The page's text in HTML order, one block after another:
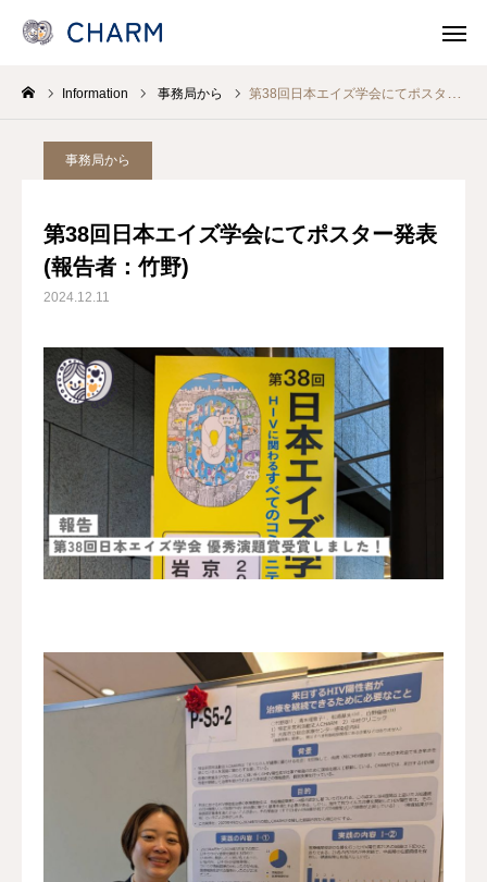
Information 事務局から 第38回日本エイズ学会にてポスター発表(報告者：竹野)
事務局から
第38回日本エイズ学会にてポスター発表
(報告者：竹野)
2024.12.11
News
Telephone Consult
各事業 Program
医療機関・保健所/保健福祉センターのみなさま
支援/参加
資料館 Archive room
languages